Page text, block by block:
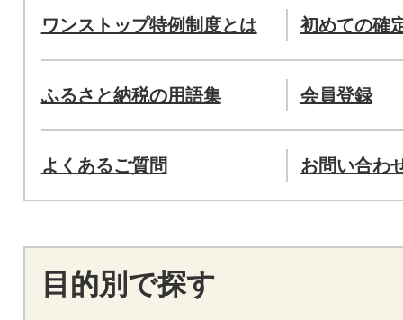
ワンストップ特例制度とは 初めての確
ふるさと納税の用語集 会員登録
よくあるご質問 お問い合わ
目的別で探す